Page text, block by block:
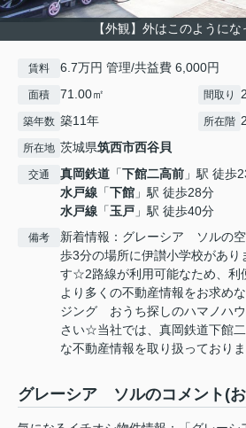
【外観】外はこのように
賃料 6.7万円 管理/共益費 6,000円
面積 71.00㎡ 間取り
築年数 築11年 所在階
所在地 茨城県筑西市西谷貝
交通 真岡鉄道 「下館二高前 」駅 徒歩
水戸線 「下館 」駅 徒歩28分
水戸線 「玉戸 」駅 徒歩40分
備考
新着情報：グレーシア ソルの
歩3分の場所に伊讃小学校があ
す☆2路線が利用可能なため、
より多くの不動産情報をお求め
ジング おうち探しのハマノハ
さい☆当社では、真岡鉄道下館
な不動産情報を取り扱っており
グレーシア ソルのコメント(